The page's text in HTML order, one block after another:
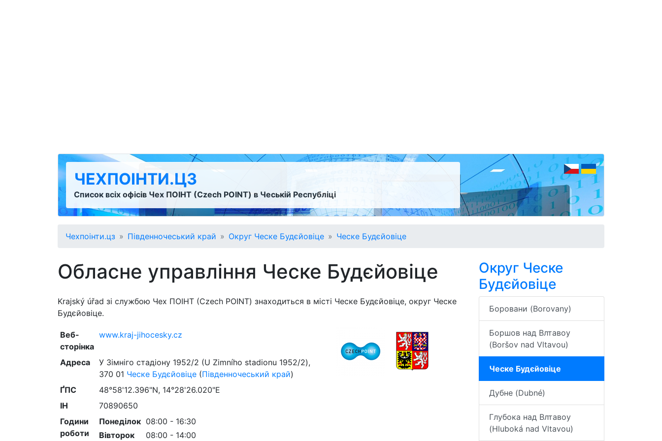
ЧЕХПОІНТИ.ЦЗ
Список всіх офісів Чех ПОІНТ (Czech POINT) в Чеській Республіці
Чехпоінти.цз Південночеський край Округ Ческе Будєйовіце Ческе Будєйовіце
Обласне управління Ческе Будєйовіце
Krajský úřad зі службою Чех ПОІНТ (Czech POINT) знаходиться в місті Ческе Будєйовіце, округ Ческе
Будєйовіце.
Веб-
сторінка
www.kraj-jihocesky.cz
Адреса У Зімніго стадіону 1952/2 (U Zimního stadionu 1952/2),
370 01 Ческе Будєйовіце(Південночеський край)
ҐПС
48°58'12.396"N, 14°28'26.020"E
ІН
70890650
Години
роботи
Понеділок 08:00 - 16:30
Вівторок
08:00 - 14:00
Округ Ческе
Будєйовіце
Боровани (Borovany)
Боршов над Влтавоу
(Boršov nad Vltavou)
Ческе Будєйовіце
Дубне (Dubné)
Глубока над Влтавоу
(Hluboká nad Vltavou)